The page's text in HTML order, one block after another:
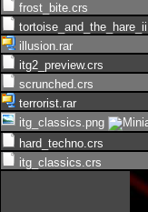
frost_bite.crs
illusion.rar
itg2_preview.crs
scrunched.crs
terrorist.rar
itg_classics.png
hard_techno.crs
itg_classics.crs